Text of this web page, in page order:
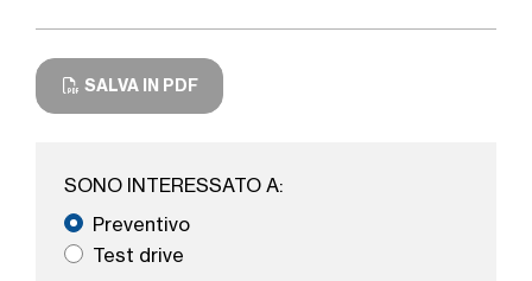
SALVA IN PDF
SONO INTERESSATO A:
Preventivo
Test drive